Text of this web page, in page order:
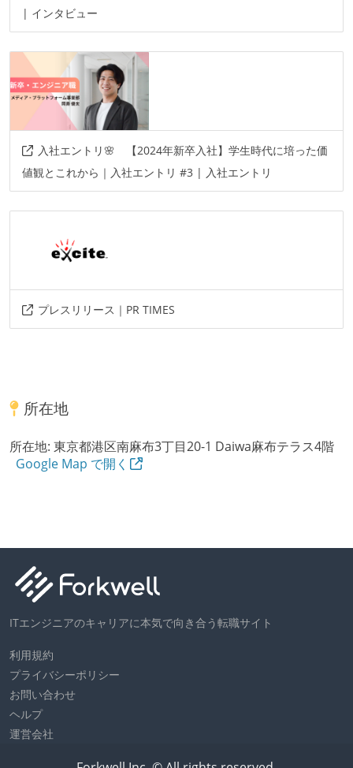
| インタビュー
入社エントリ🌸 【2024年新卒入社】学生時代に培った価
値観とこれから｜入社エントリ #3 | 入社エントリ
プレスリリース｜PR TIMES
所在地
所在地: 東京都港区南麻布3丁目20-1 Daiwa麻布テラス4階
Google Map で開く
ITエンジニアのキャリアに本気で向き合う転職サイト
利用規約
プライバシーポリシー
お問い合わせ
ヘルプ
運営会社